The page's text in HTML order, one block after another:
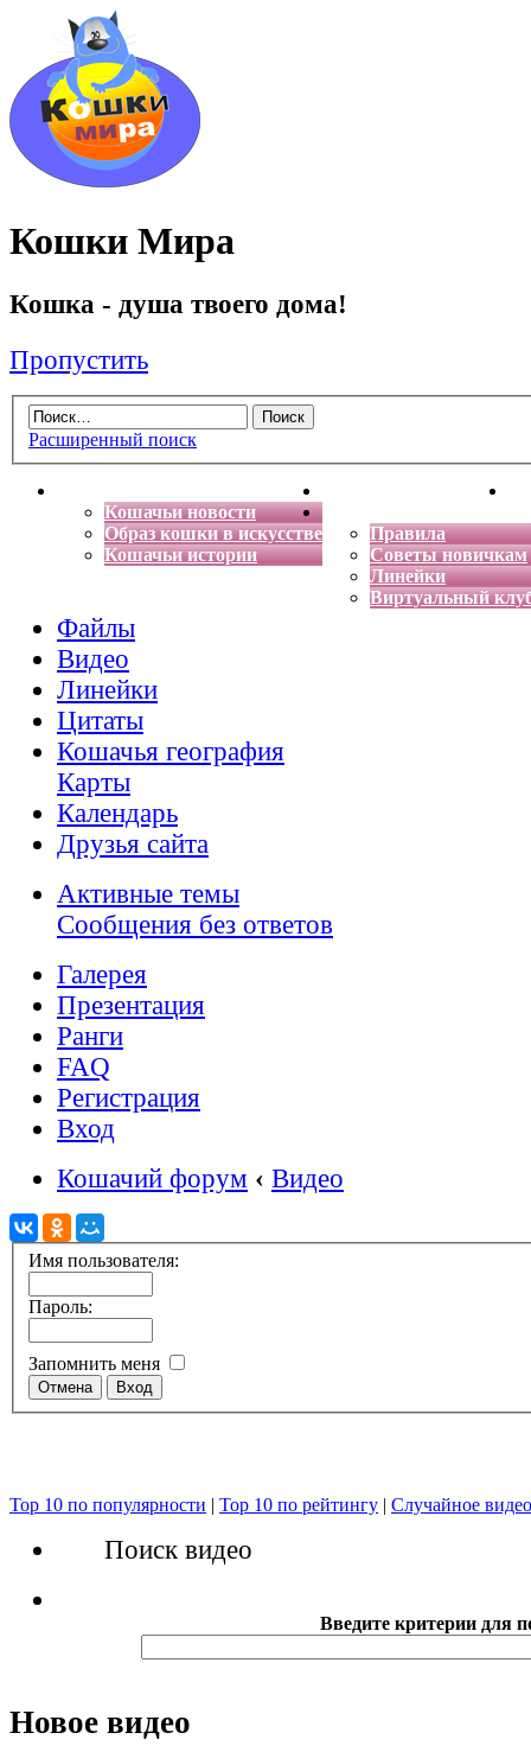
Кошки Мира
Кошка - душа твоего дома!
Пропустить
Расширенный поиск
Кошачьи новости
Образ кошки в искусстве
Кошачьи истории
Энциклопедия кошек
Правила
Советы новичкам
Линейки
Виртуальный
Файлы
Видео
Линейки
Цитаты
Кошачья география
Карты
Календарь
Друзья сайта
Активные темы
Сообщения без ответов
Галерея
Презентация
Ранги
FAQ
Регистрация
Вход
Кошачий форум ‹ Видео
Имя пользователя:
Пароль:
Запомнить меня
Top 10 по популярности | Top 10 по рейтингу | Случайное видео
Поиск видео
Введите критерии для
Новое видео